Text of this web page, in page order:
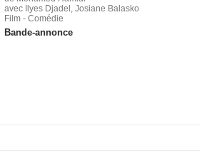
avec Ilyes Djadel, Josiane Balasko
Film - Comédie
Bande-annonce